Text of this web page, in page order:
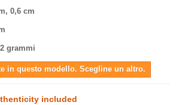
0,6 cm
2 grammi
in questo modello. Scegline un altro.
included